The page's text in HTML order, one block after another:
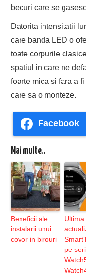
becuri care se
Datorita intensitatii
care banda LED o
toate corpurile
spatiul in care ne
foarte mica si fara a
care sa o monteze.
Facebook
Mai multe..
Beneficii ale
instalarii unui
covor in birouri
Ultima
pe